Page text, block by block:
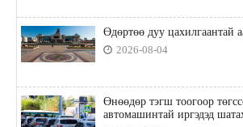
Өдөртөө дуу цахилгаантай
2026-08-04
Өнөөдөр тэгш тоогоор
автомашинтай иргэдэд